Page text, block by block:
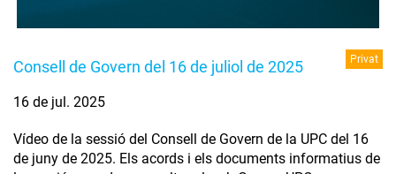
Consell de Govern del 16 de juliol de 2025 Privat
16 de jul. 2025
Vídeo de la sessió del Consell de Govern de la UPC del 16
de juny de 2025. Els acords i els documents informatius de